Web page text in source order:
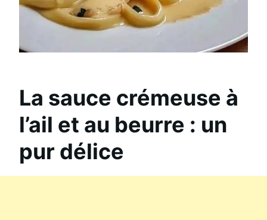
La sauce crémeuse à
l’ail et au beurre : un
pur délice